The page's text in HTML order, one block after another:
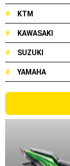
# KTM
# KAWASAKI
# SUZUKI
# YAMAHA